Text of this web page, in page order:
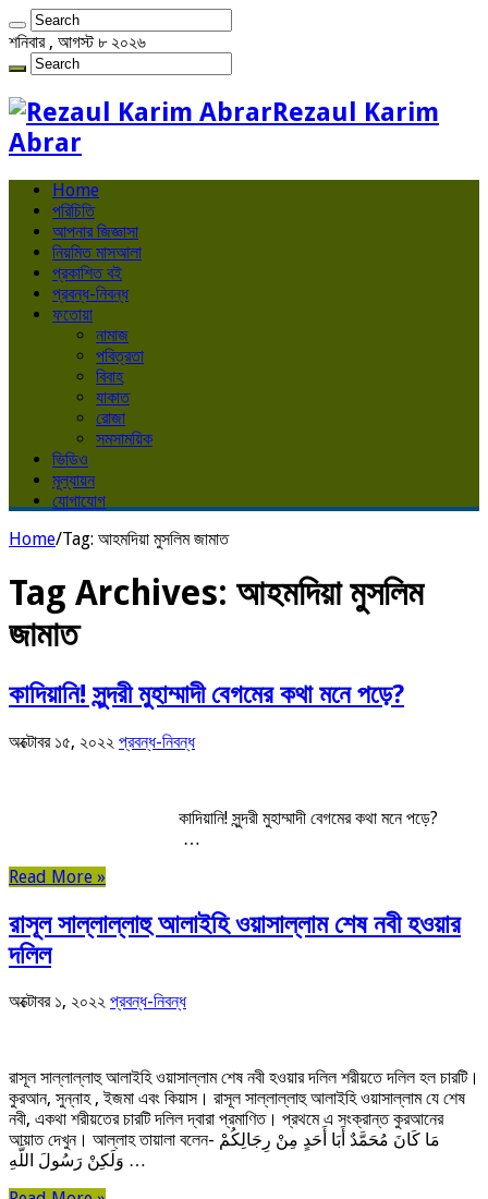
শনিবার , আগস্ট ৮ ২০২৬
Rezaul Karim
Abrar
Home
পরিচিতি
আপনার জিজ্ঞাসা
নিয়মিত মাসআলা
প্রকাশিত বই
প্রবন্ধ-নিবন্ধ
ফতোয়া
নামাজ
পবিত্রতা
বিবাহ
যাকাত
রোজা
সমসাময়িক
ভিডিও
মূল্যায়ন
যোগাযোগ
Home/Tag: আহমদিয়া মুসলিম জামাত
Tag Archives: আহমদিয়া মুসলিম
জামাত
কাদিয়ানি! সুন্দরী মুহাম্মাদী বেগমের কথা মনে পড়ে?
অক্টোবর ১৫, ২০২২ প্রবন্ধ-নিবন্ধ
কাদিয়ানি! সুন্দরী মুহাম্মাদী বেগমের কথা মনে পড়ে?
…
Read More »
রাসূল সাল্লাল্লাহু আলাইহি ওয়াসাল্লাম শেষ নবী হওয়ার
দলিল
অক্টোবর ১, ২০২২ প্রবন্ধ-নিবন্ধ
রাসূল সাল্লাল্লাহু আলাইহি ওয়াসাল্লাম শেষ নবী হওয়ার দলিল শরীয়তে দলিল হল চারটি।
কুরআন, সুন্নাহ , ইজমা এবং কিয়াস। রাসূল সাল্লাল্লাহু আলাইহি ওয়াসাল্লাম যে শেষ
নবী, একথা শরীয়তের চারটি দলিল দ্বারা প্রমাণিত। প্রথমে এ সংক্রান্ত কুরআনের
আয়াত দেখুন। আল্লাহ তায়ালা বলেন- مَا كَانَ مُحَمَّدٌ أَبَا أَحَدٍ مِنْ رِجَالِكُمْ
وَلَكِنْ رَسُولَ اللَّهِ …